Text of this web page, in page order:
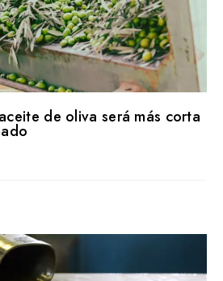
de oliva será más corta